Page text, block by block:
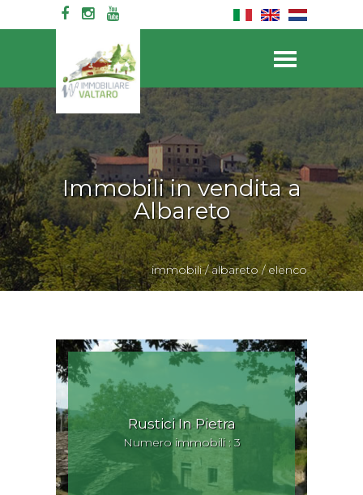
Immobili in vendita a
Albareto
immobili/albareto/elenco
Rustici In Pietra
Numero immobili : 3